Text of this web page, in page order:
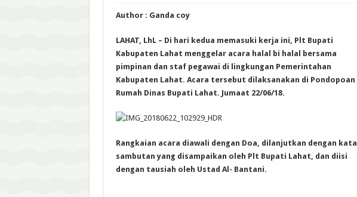
Author : Ganda coy
LAHAT, LhL – Di hari kedua memasuki kerja ini, Plt Bupati
Kabupaten Lahat menggelar acara halal bi halal bersama
pimpinan dan staf pegawai di lingkungan Pemerintahan
Kabupaten Lahat. Acara tersebut dilaksanakan di Pondopoan
Rumah Dinas Bupati Lahat. Jumaat 22/06/18.
Rangkaian acara diawali dengan Doa, dilanjutkan dengan kata
sambutan yang disampaikan oleh Plt Bupati Lahat, dan diisi
dengan tausiah oleh Ustad Al- Bantani.